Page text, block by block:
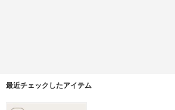
最近チェックしたアイテム